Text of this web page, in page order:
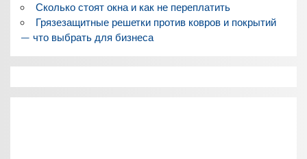
Сколько стоят окна и как не переплатить
Грязезащитные решетки против ковров и покрытий
— что выбрать для бизнеса